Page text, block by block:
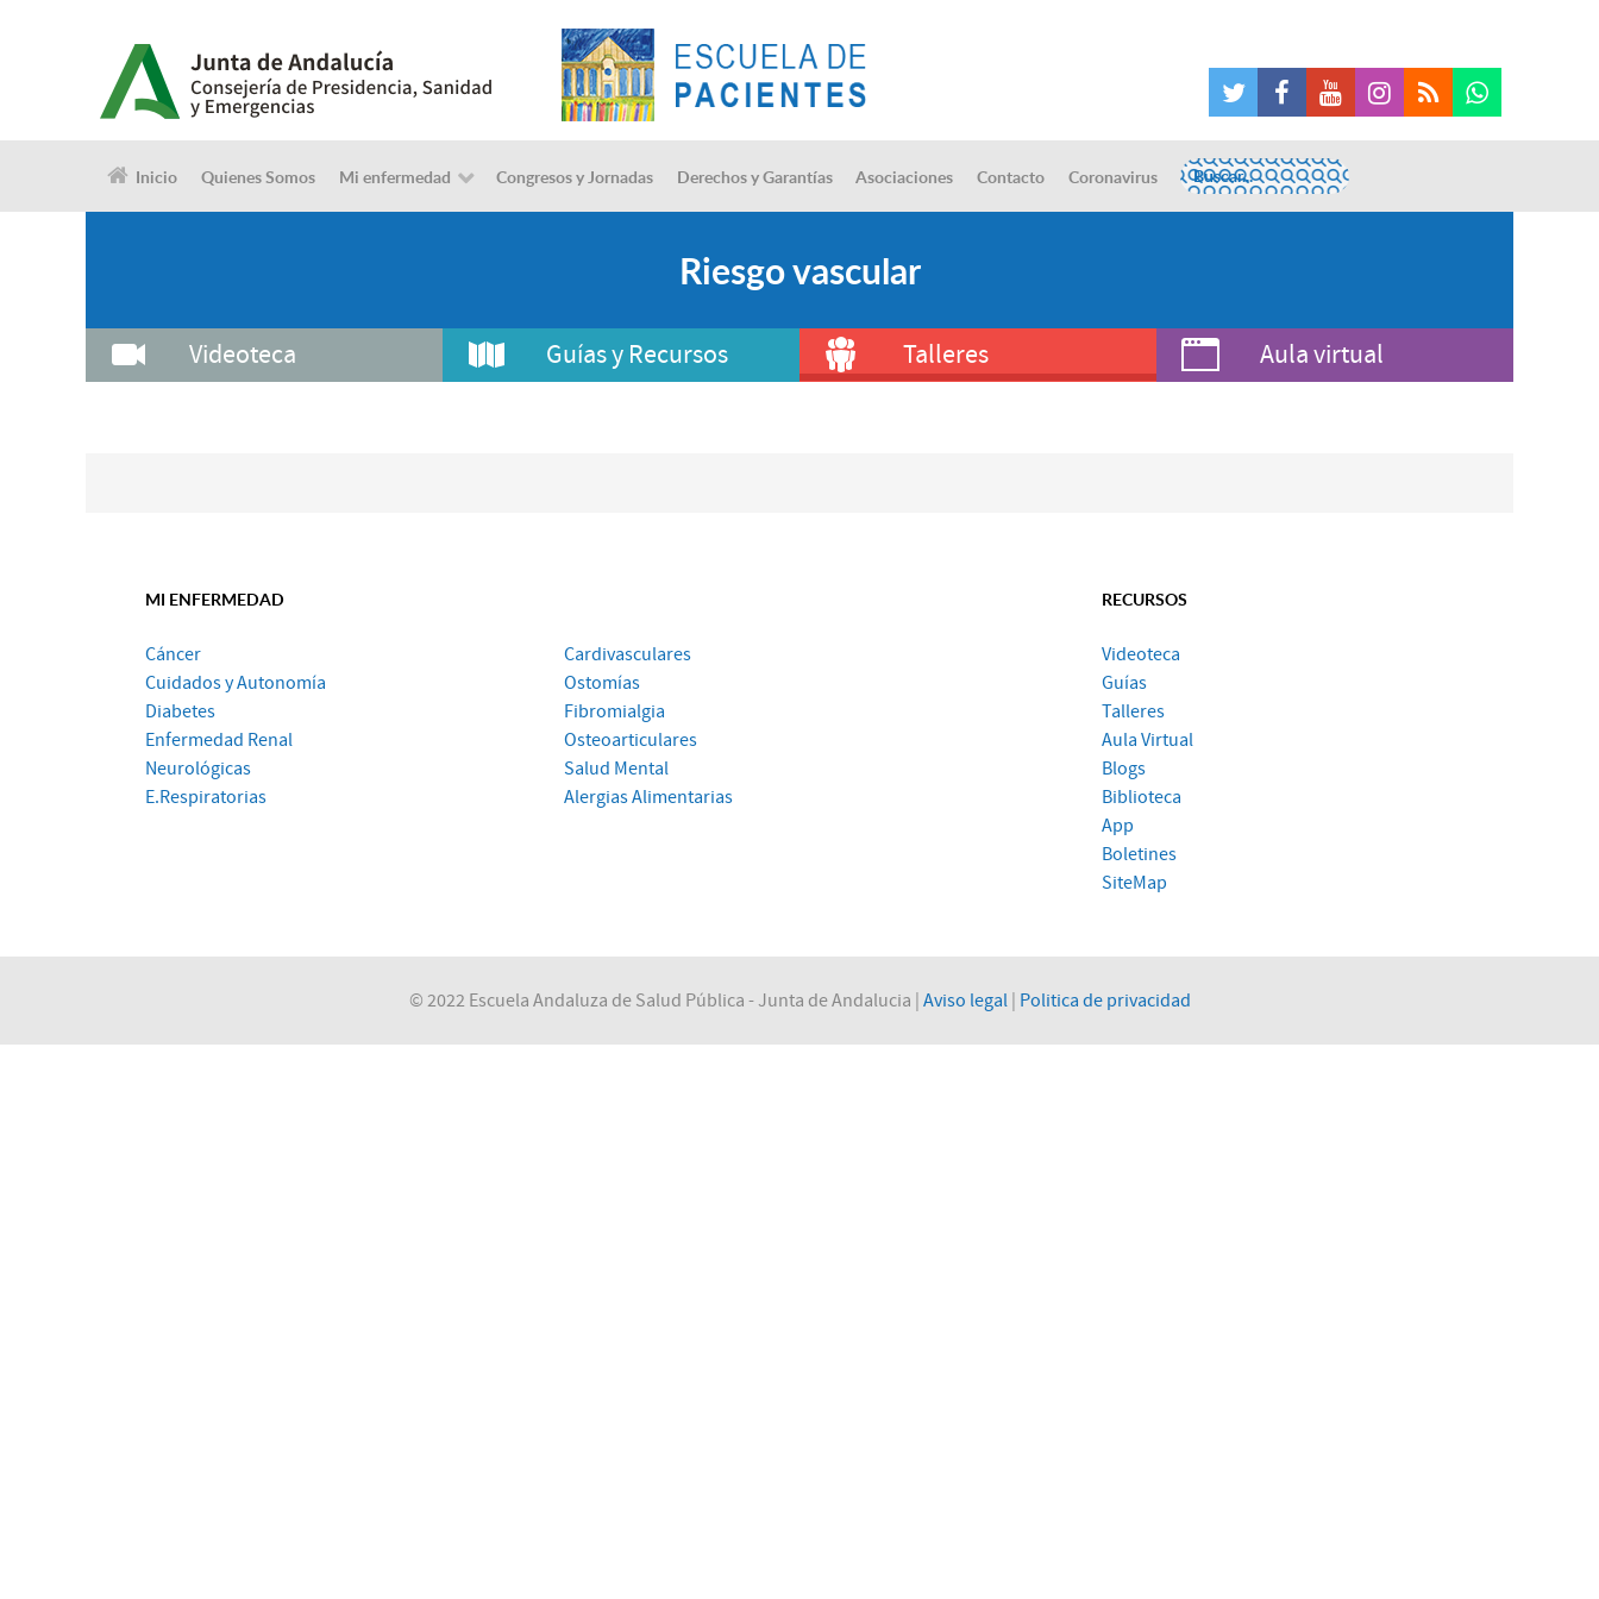
Inicio Quienes Somos Mi enfermedad Congresos y Jornadas Derechos y Garantías Asociaciones Contacto Coronavirus
Riesgo vascular
Videoteca Guías y Recursos Talleres Aula virtual
MI ENFERMEDAD
Cáncer
Cuidados y Autonomía
Diabetes
Enfermedad Renal
Neurológicas
E.Respiratorias
Cardivasculares
Ostomías
Fibromialgia
Osteoarticulares
Salud Mental
Alergias Alimentarias
RECURSOS
Videoteca
Guías
Talleres
Aula Virtual
Blogs
Biblioteca
App
Boletines
SiteMap
© 2022 Escuela Andaluza de Salud Pública - Junta de Andalucia | Aviso legal| Politica de privacidad